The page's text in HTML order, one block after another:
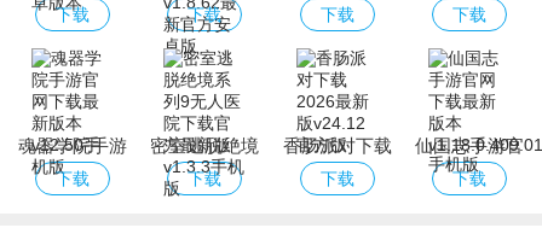
应用宝版本
2026最新版
下载
官方下载最新
版安卓手机版
下载
临安卓版
下载
用宝版
下载
魂器学院手游
官网下载最新
下载
密室逃脱绝境
系列9无人医
下载
香肠派对下载
2026最新版
下载
仙国志手游官
网下载最新版
下载